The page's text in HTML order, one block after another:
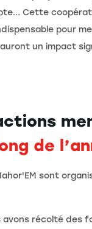
Cette
pour
un impact
de
sont
avons récolté des